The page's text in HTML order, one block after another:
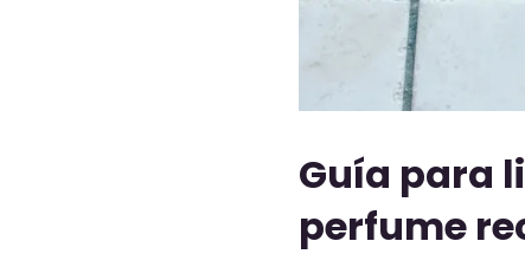
Guía para
perfume